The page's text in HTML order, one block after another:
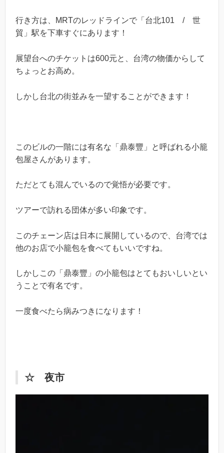
行き方は、MRTのレッドラインで「台北101 / 世
貿」駅を下車すぐにあります！
展望台へのチケットは600元と、台湾の物価からして
ちょっとお高め。
しかし台北の街並みを一望することができます！
このビルの一階には有名な「鼎泰豐」と呼ばれる小籠
包屋さんがあります。
ただとても混んでいるので覚悟が必要です。
ツアーで訪れる団体が多い印象です。
このチェーン店は日本に展開しているので、台湾では
他のお店で小籠包を食べてもいいですね。
しかしこの「鼎泰豐」の小籠包はとてもおいしいとい
うことで有名です。
一度食べたら病みつきになります！
☆ 夜市